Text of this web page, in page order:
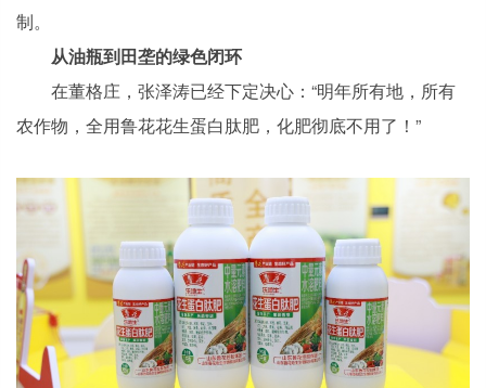
制。
从油瓶到田垄的绿色闭环
在董格庄，张泽涛已经下定决心：“明年所有地，所有
农作物，全用鲁花花生蛋白肽肥，化肥彻底不用了！”